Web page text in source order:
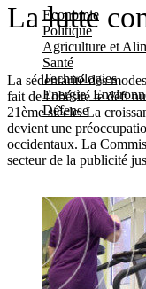
Economie
Politique
Agriculture et
Santé
Technologies
Energie,
Défense
La lutte
La sédentarité des
fait de l'obésité le défi
21ème siècle. La
devient une
occidentaux. La
secteur de la publicité